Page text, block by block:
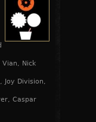
Vian, Nick
Joy Division,
Caspar